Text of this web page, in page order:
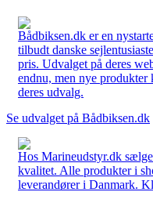
Bådbiksen.dk er en
tilbudt danske
pris. Udvalget på deres
endnu, men nye
deres udvalg.
Se udvalget på Bådbiksen.dk
Hos Marineudstyr.dk
kvalitet. Alle produkter i
leverandører i Danmark.